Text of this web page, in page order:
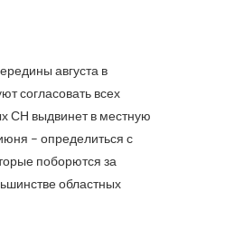
августа в
согласовать всех
СН выдвинет в местную
– определиться с
поборются за
областных